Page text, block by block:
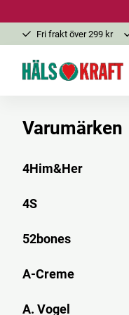
Fri frakt över 299 kr
Varumärken
4Him&Her
4S
52bones
A-Creme
A. Vogel